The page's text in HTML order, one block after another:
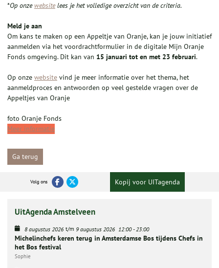
*Op onze websitelees je het volledige overzicht van de criteria.
Meld je aan
Om kans te maken op een Appeltje van Oranje, kan je jouw initiatief
aanmelden via het voordrachtformulier in de digitale Mijn Oranje
Fonds omgeving. Dit kan van 15 januari tot en met 23 februari.
Op onze website vind je meer informatie over het thema, het
aanmeldproces en antwoorden op veel gestelde vragen over de
Appeltjes van Oranje
foto Oranje Fonds
Meer informatie
Ga terug
Volg ons Kopij voor UITagenda
UitAgenda Amstelveen
8 augustus 2026 t/m 9 augustus 2026 12:00-23:00
Michelinchefs keren terug in Amsterdamse Bos tijdens Chefs in
het Bos festival
Sophie